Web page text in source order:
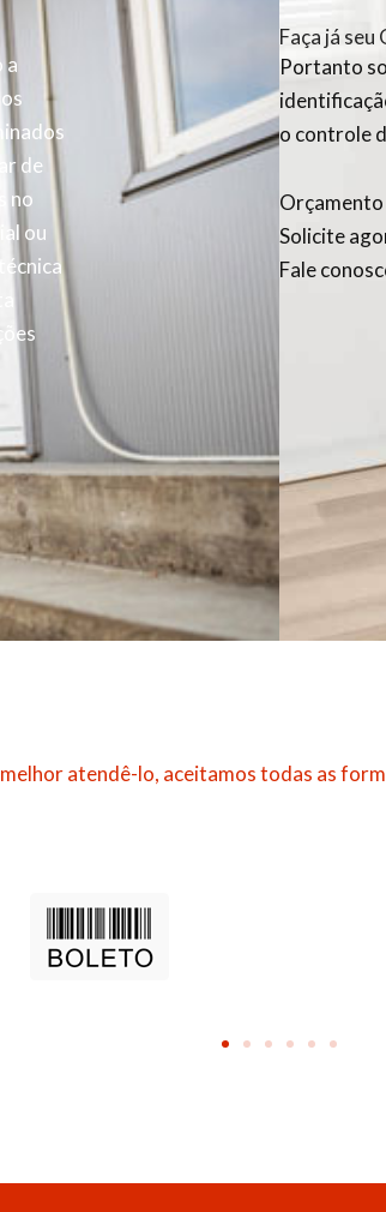
a
de
no
ou
Faça já
Portanto
o controle
Orçamento
Solicite
Fale
atendê-lo, aceitamos todas as